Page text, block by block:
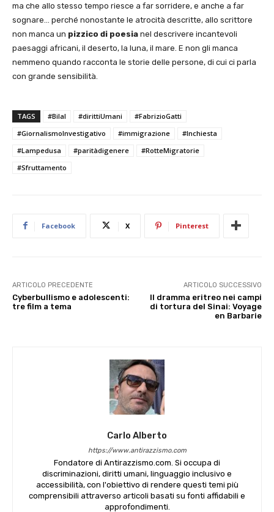
ma che allo stesso tempo riesce a far sorridere, e anche a far
sognare… perché nonostante le atrocità descritte, allo scrittore
non manca un pizzico di poesia nel descrivere incantevoli
paesaggi africani, il deserto, la luna, il mare. E non gli manca
nemmeno quando racconta le storie delle persone, di cui ci parla
con grande sensibilità.
TAGS #Bilal #dirittiUmani
#FabrizioGatti
#GiornalismoInvestigativo
#immigrazione
#Inchiesta
#Lampedusa
#paritàdigenere
#RotteMigratorie
#Sfruttamento
Facebook X Pinterest
ARTICOLO PRECEDENTE
Cyberbullismo e adolescenti:
tre film a tema
ARTICOLO SUCCESSIVO
Il dramma eritreo nei campi
di tortura del Sinai: Voyage
en Barbarie
Carlo Alberto
https://www.antirazzismo.com
Fondatore di Antirazzismo.com. Si occupa di
discriminazioni, diritti umani, linguaggio inclusivo e
accessibilità, con l'obiettivo di rendere questi temi più
comprensibili attraverso articoli basati su fonti affidabili e
approfondimenti.